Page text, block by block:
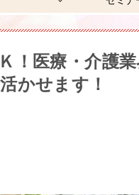
！医療・介護
かせます！